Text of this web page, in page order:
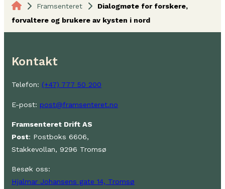
Framsenteret
Dialogmøte for forskere,
forvaltere og brukere av kysten i nord
Kontakt
Telefon: (+47) 777 50 200
E-post: post@framsenteret.no
Framsenteret Drift AS
Post: Postboks 6606,
Stakkevollan, 9296 Tromsø
Besøk oss:
Hjalmar Johansens gate 14, Tromsø